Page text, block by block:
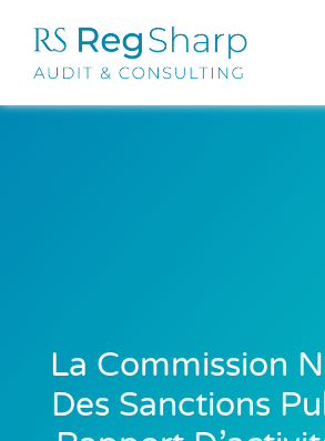
La Commission
Des Sanctions